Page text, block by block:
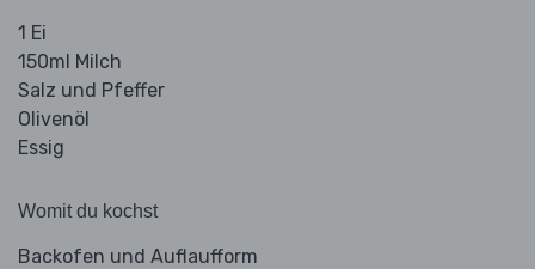
1 Ei
150ml Milch
Salz und Pfeffer
Olivenöl
Essig
Womit du kochst
Backofen und Auflaufform